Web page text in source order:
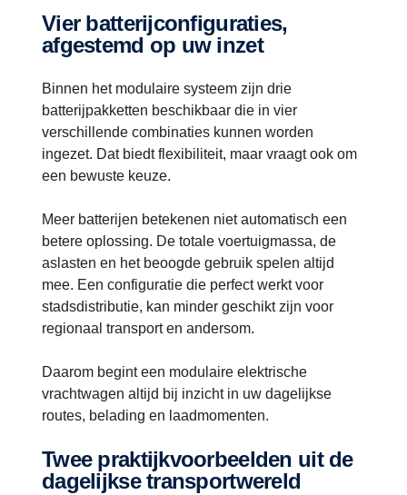
Vier batterijconfiguraties,
afgestemd op uw inzet
Binnen het modulaire systeem zijn drie
batterijpakketten beschikbaar die in vier
verschillende combinaties kunnen worden
ingezet. Dat biedt flexibiliteit, maar vraagt ook om
een bewuste keuze.
Meer batterijen betekenen niet automatisch een
betere oplossing. De totale voertuigmassa, de
aslasten en het beoogde gebruik spelen altijd
mee. Een configuratie die perfect werkt voor
stadsdistributie, kan minder geschikt zijn voor
regionaal transport en andersom.
Daarom begint een modulaire elektrische
vrachtwagen altijd bij inzicht in uw dagelijkse
routes, belading en laadmomenten.
Twee praktijkvoorbeelden uit de
dagelijkse transportwereld